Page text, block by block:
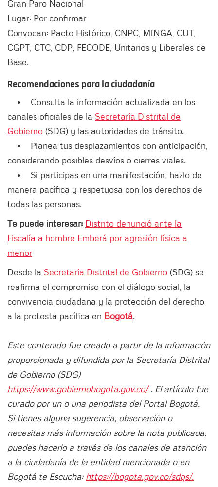
Gran Paro Nacional
Lugar: Por confirmar
Convocan: Pacto Histórico, CNPC, MINGA, CUT,
CGPT, CTC, CDP, FECODE, Unitarios y Liberales de
Base.
Recomendaciones para la ciudadanía
• Consulta la información actualizada en los
canales oficiales de la Secretaría Distrital de
Gobierno (SDG) y las autoridades de tránsito.
• Planea tus desplazamientos con anticipación,
considerando posibles desvíos o cierres viales.
• Si participas en una manifestación, hazlo de
manera pacífica y respetuosa con los derechos de
todas las personas.
Te puede interesar: Distrito denunció ante la
Fiscalía a hombre Emberá por agresión física a
menor
Desde la Secretaría Distrital de Gobierno (SDG) se
reafirma el compromiso con el diálogo social, la
convivencia ciudadana y la protección del derecho
a la protesta pacífica en Bogotá.
Este contenido fue creado a partir de la información
proporcionada y difundida por la Secretaría Distrital
de Gobierno (SDG)
https://www.gobiernobogota.gov.co/. El artículo fue
curado por un o una periodista del Portal Bogotá.
Si tienes alguna sugerencia, observación o
necesitas más información sobre la nota publicada,
puedes hacerlo a través de los canales de atención
a la ciudadanía de la entidad mencionada o en
Bogotá te Escucha: https://bogota.gov.co/sdqs/.